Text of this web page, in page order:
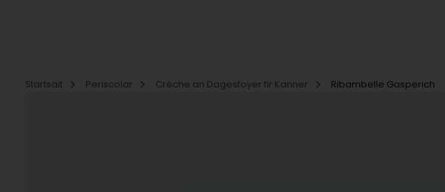
Startsäit
Periscolar Crèche an Dagesfoyer fir Kanner Ribambelle Gasperich